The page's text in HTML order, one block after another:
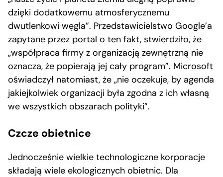
dzięki dodatkowemu atmosferycznemu
dwutlenkowi węgla”. Przedstawicielstwo Google’a
zapytane przez portal o ten fakt, stwierdziło, że
„współpraca firmy z organizacją zewnętrzną nie
oznacza, że popierają jej cały program”. Microsoft
oświadczył natomiast, że „nie oczekuje, by agenda
jakiejkolwiek organizacji była zgodna z ich własną
we wszystkich obszarach polityki”.
Czcze obietnice
Jednocześnie wielkie technologiczne korporacje
składają wiele ekologicznych obietnic. Dla